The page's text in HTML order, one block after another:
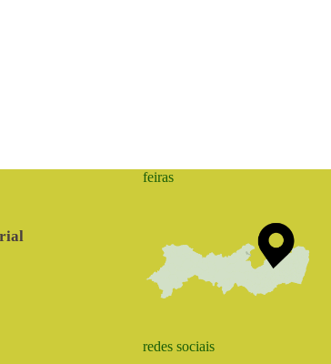
feiras
redes sociais